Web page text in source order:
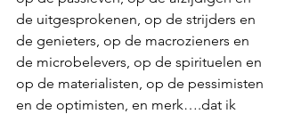
de uitgesprokenen, op de strijders en
de genieters, op de macrozieners en
de microbelevers, op de spirituelen en
op de materialisten, op de pessimisten
en de optimisten, en merk….dat ik